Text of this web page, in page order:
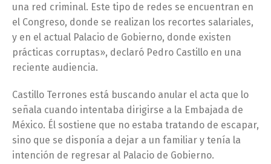
una red criminal. Este tipo de redes se encuentran en
el Congreso, donde se realizan los recortes salariales,
y en el actual Palacio de Gobierno, donde existen
prácticas corruptas», declaró Pedro Castillo en una
reciente audiencia.
Castillo Terrones está buscando anular el acta que lo
señala cuando intentaba dirigirse a la Embajada de
México. Él sostiene que no estaba tratando de escapar,
sino que se disponía a dejar a un familiar y tenía la
intención de regresar al Palacio de Gobierno.